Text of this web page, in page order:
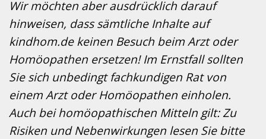
Wir möchten aber ausdrücklich darauf
hinweisen, dass sämtliche Inhalte auf
kindhom.de keinen Besuch beim Arzt oder
Homöopathen ersetzen! Im Ernstfall sollten
Sie sich unbedingt fachkundigen Rat von
einem Arzt oder Homöopathen einholen.
Auch bei homöopathischen Mitteln gilt: Zu
Risiken und Nebenwirkungen lesen Sie bitte